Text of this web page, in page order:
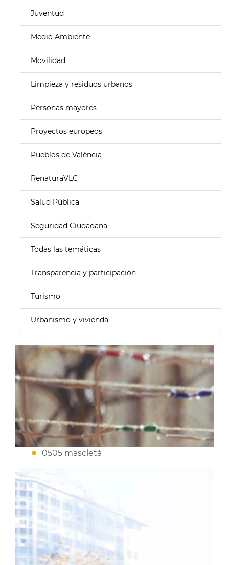
Juventud
Medio Ambiente
Movilidad
Limpieza y residuos urbanos
Personas mayores
Proyectos europeos
Pueblos de València
RenaturaVLC
Salud Pública
Seguridad Ciudadana
Todas las temáticas
Transparencia y participación
Turismo
Urbanismo y vivienda
0505 mascletà